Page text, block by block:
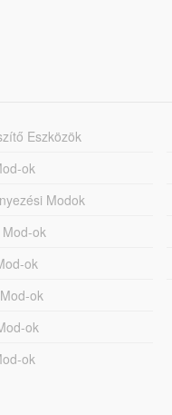
Eszközök
ok
Modok
ok
ok
ok
ok
ok